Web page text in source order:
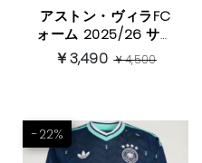
アストン・ヴィラFC
ォーム 2025/26 サー
ド 半袖
￥3,490￥4,500
-22%